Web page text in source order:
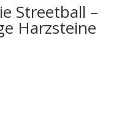
Streetball –
Harzsteine